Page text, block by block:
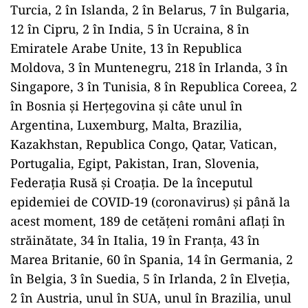
Turcia, 2 în Islanda, 2 în Belarus, 7 în Bulgaria,
12 în Cipru, 2 în India, 5 în Ucraina, 8 în
Emiratele Arabe Unite, 13 în Republica
Moldova, 3 în Muntenegru, 218 în Irlanda, 3 în
Singapore, 3 în Tunisia, 8 în Republica Coreea, 2
în Bosnia și Herțegovina și câte unul în
Argentina, Luxemburg, Malta, Brazilia,
Kazakhstan, Republica Congo, Qatar, Vatican,
Portugalia, Egipt, Pakistan, Iran, Slovenia,
Federația Rusă și Croația. De la începutul
epidemiei de COVID-19 (coronavirus) și până la
acest moment, 189 de cetățeni români aflați în
străinătate, 34 în Italia, 19 în Franța, 43 în
Marea Britanie, 60 în Spania, 14 în Germania, 2
în Belgia, 3 în Suedia, 5 în Irlanda, 2 în Elveția,
2 în Austria, unul în SUA, unul în Brazilia, unul